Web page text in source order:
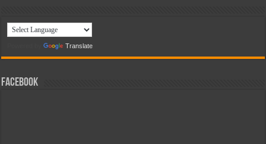
Powered by Translate
Facebook